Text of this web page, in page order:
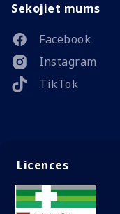
Sekojiet mums
Facebook
Instagram
TikTok
Licences